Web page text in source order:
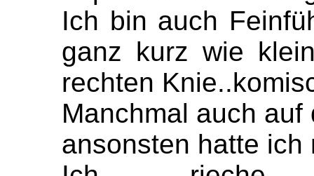
Ich bin auch
ganz kurz wie
rechten
Manchmal auch auf
ansonsten hatte ich